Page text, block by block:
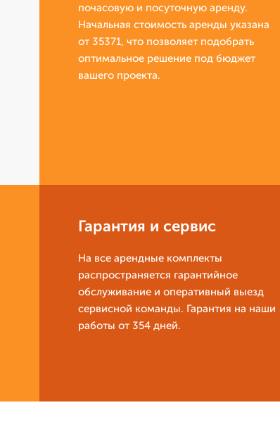
почасовую и посуточную аренду.
Начальная стоимость аренды указана
от 35371, что позволяет подобрать
оптимальное решение под бюджет
вашего проекта.
Гарантия и сервис
На все арендные комплекты
распространяется гарантийное
обслуживание и оперативный выезд
сервисной команды. Гарантия на наши
работы от 354 дней.